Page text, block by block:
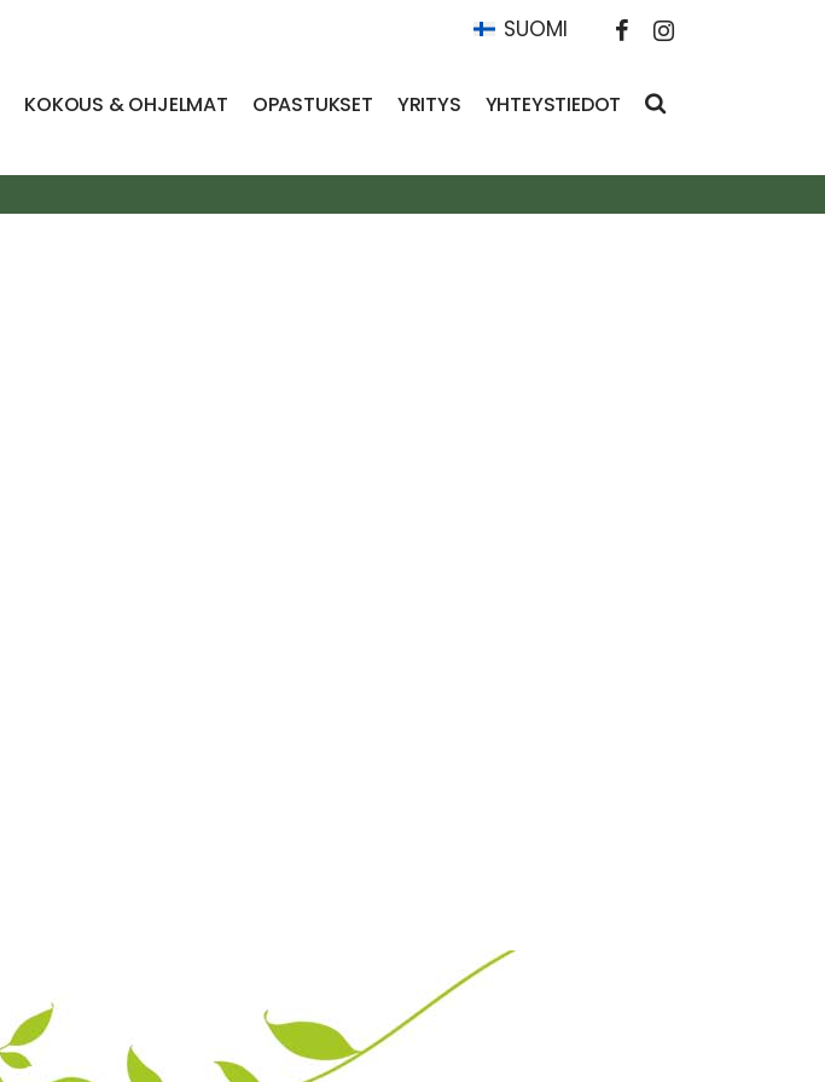
SUOMI
KOKOUS & OHJELMAT OPASTUKSET YRITYS YHTEYSTIEDOT